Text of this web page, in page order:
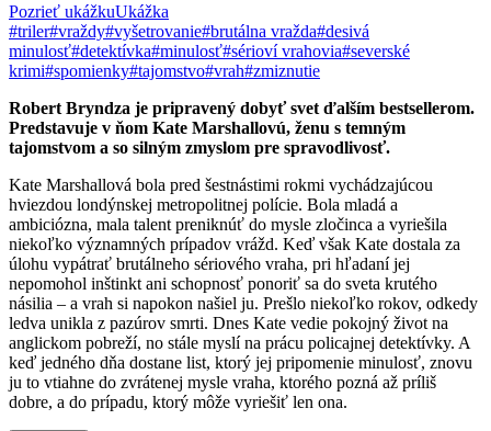
Pozrieť ukážkuUkážka
#triler#vraždy#vyšetrovanie#brutálna vražda#desivá
minulosť#detektívka#minulosť#sérioví vrahovia#severské
krimi#spomienky#tajomstvo#vrah#zmiznutie
Robert Bryndza je pripravený dobyť svet ďalším bestsellerom.
Predstavuje v ňom Kate Marshallovú, ženu s temným
tajomstvom a so silným zmyslom pre spravodlivosť.
Kate Marshallová bola pred šestnástimi rokmi vychádzajúcou
hviezdou londýnskej metropolitnej polície. Bola mladá a
ambiciózna, mala talent preniknúť do mysle zločinca a vyriešila
niekoľko významných prípadov vrážd. Keď však Kate dostala za
úlohu vypátrať brutálneho sériového vraha, pri hľadaní jej
nepomohol inštinkt ani schopnosť ponoriť sa do sveta krutého
násilia – a vrah si napokon našiel ju. Prešlo niekoľko rokov, odkedy
ledva unikla z pazúrov smrti. Dnes Kate vedie pokojný život na
anglickom pobreží, no stále myslí na prácu policajnej detektívky. A
keď jedného dňa dostane list, ktorý jej pripomenie minulosť, znovu
ju to vtiahne do zvrátenej mysle vraha, ktorého pozná až príliš
dobre, a do prípadu, ktorý môže vyriešiť len ona.